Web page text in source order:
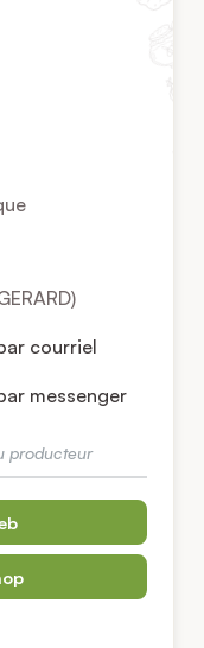
courriel
messenger
producteur